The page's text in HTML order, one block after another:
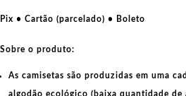
Fifa
Pix • Cartão (parcelado) • Boleto
Sobre o produto:
As camisetas são produzidas em uma
algodão ecológico (baixa quantidade